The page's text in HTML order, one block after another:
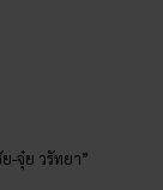
ที่มีการตกแต่ง